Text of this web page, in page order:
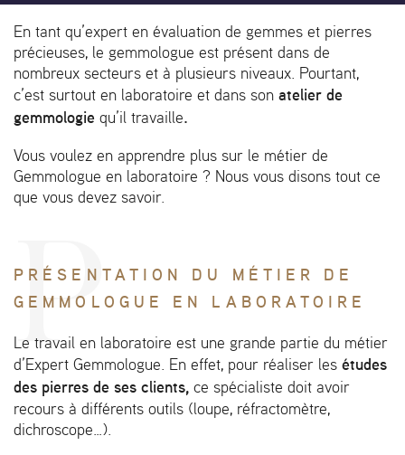
En tant qu’expert en évaluation de gemmes et pierres
précieuses, le gemmologue est présent dans de
nombreux secteurs et à plusieurs niveaux. Pourtant,
c’est surtout en laboratoire et dans son atelier de
gemmologie qu’il travaille.
Vous voulez en apprendre plus sur le métier de
Gemmologue en laboratoire ? Nous vous disons tout ce
que vous devez savoir.
PRÉSENTATION DU MÉTIER DE
GEMMOLOGUE EN LABORATOIRE
Le travail en laboratoire est une grande partie du métier
d’Expert Gemmologue. En effet, pour réaliser les études
des pierres de ses clients, ce spécialiste doit avoir
recours à différents outils (loupe, réfractomètre,
dichroscope…).